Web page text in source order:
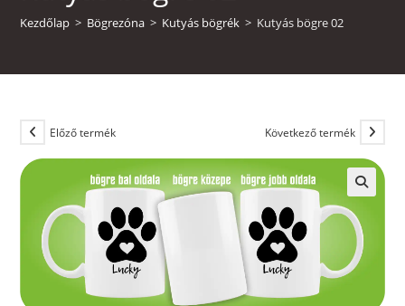
Kezdőlap > Bögrezóna > Kutyás bögrék > Kutyás bögre 02
Előző termék Következő termék